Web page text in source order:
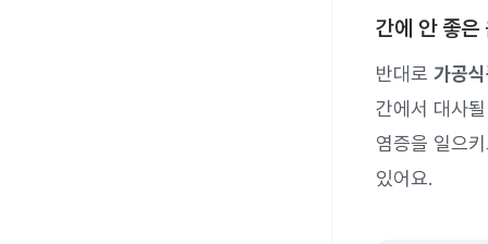
간에 안 좋은
반대로 가공
간에서 대사
염증을 일으
있어요.